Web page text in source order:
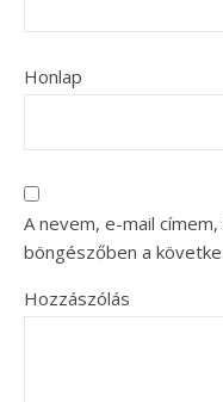
Honlap
A nevem, e-mail
böngészőben a
Hozzászólás